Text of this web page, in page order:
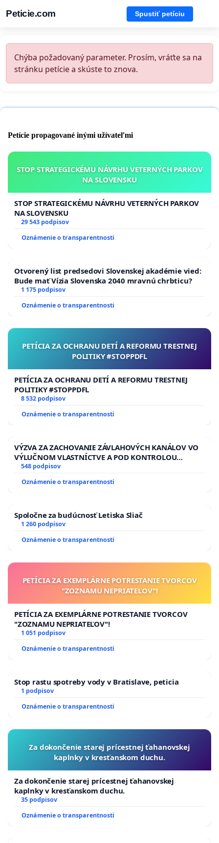
Peticie.com Spustiť petíciu
Chýba požadovaný parameter. Prosím, vráťte sa na
stránku petície a skúste to znova.
Petície propagované inými užívateľmi
STOP STRATEGICKÉMU NÁVRHU VETERNÝCH PARKOV
NA SLOVENSKU
STOP STRATEGICKÉMU NÁVRHU VETERNÝCH PARKOV
NA SLOVENSKU
29 543 podpisov
Oznámenie o transparentnosti
Otvorený list predsedovi Slovenskej akadémie vied:
Bude mať Vízia Slovenska 2040 mravnú chrbticu?
1 175 podpisov
Oznámenie o transparentnosti
PETÍCIA ZA OCHRANU DETÍ A REFORMU TRESTNEJ
POLITIKY #STOPPDFL
PETÍCIA ZA OCHRANU DETÍ A REFORMU TRESTNEJ
POLITIKY #STOPPDFL
8 532 podpisov
Oznámenie o transparentnosti
VÝZVA ZA ZACHOVANIE ZÁVLAHOVÝCH KANÁLOV VO
VÝLUČNOM VLASTNÍCTVE A POD KONTROLOU
SLOVENSKEJ REPUBLIKY & žiadosť na riešenie
zanedbaného stavu závlahových a odvodňovacích
kanálov na Slovensku
548 podpisov
Oznámenie o transparentnosti
Spoločne za budúcnosť Letiska Sliač
1 260 podpisov
Oznámenie o transparentnosti
PETÍCIA ZA EXEMPLÁRNE POTRESTANIE TVORCOV
"ZOZNAMU NEPRIATEĽOV"!
PETÍCIA ZA EXEMPLÁRNE POTRESTANIE TVORCOV
"ZOZNAMU NEPRIATEĽOV"!
1 051 podpisov
Oznámenie o transparentnosti
Stop rastu spotreby vody v Bratislave, peticia
1 podpisov
Oznámenie o transparentnosti
Za dokončenie starej prícestnej ťahanovskej
kaplnky v kresťanskom duchu.
Za dokončenie starej prícestnej ťahanovskej
kaplnky v kresťanskom duchu.
35 podpisov
Oznámenie o transparentnosti